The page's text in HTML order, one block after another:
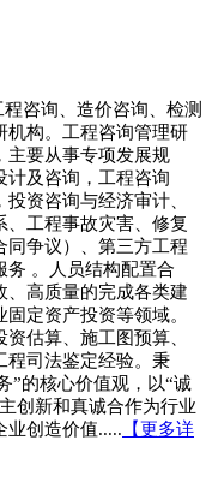
咨询、造价咨询、检测
机构。工程咨询管理研
主要从事专项发展规
计及咨询，工程咨询
资咨询与经济审计、
工程事故灾害、修复
同争议）、第三方工程
务 。
人员结构配置合
、高质量的完成各类建
定资产投资等领域。
估算、施工图预算、
司法鉴定经验。 秉
”的核心价值观，以“诚
创新和真诚合作为行业
业创造价值..... 【更多详